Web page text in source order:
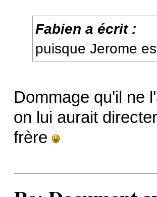
Fabien a écrit :
puisque Jerome
Dommage qu'il ne
on lui aurait
frère